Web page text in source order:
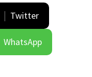
Twitter
WhatsApp